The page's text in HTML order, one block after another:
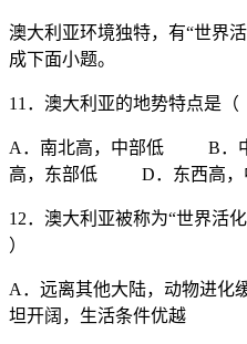
澳大利亚环境独特，有“世界
成下面小题。
11．澳大利亚的地势特点是（
A．南北高，中部低 B．
高，东部低 D．东西高，
12．澳大利亚被称为“世界活
）
A．远离其他大陆，
坦开阔，生活条件优越